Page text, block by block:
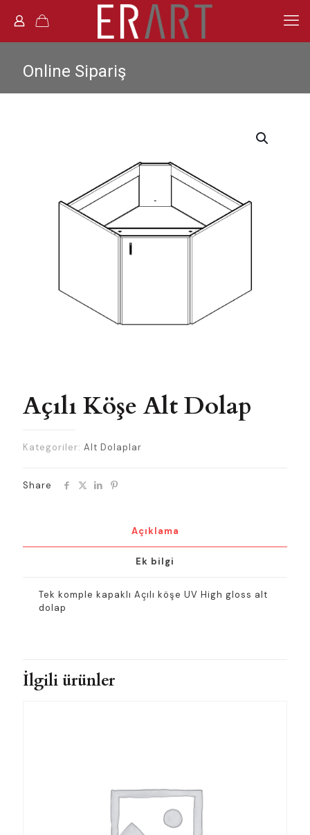
Online Sipariş
Açılı Köşe Alt Dolap
Kategoriler: Alt Dolaplar
Share
Açıklama
Ek bilgi
Tek komple kapaklı Açılı köşe UV High gloss alt
dolap
İlgili ürünler